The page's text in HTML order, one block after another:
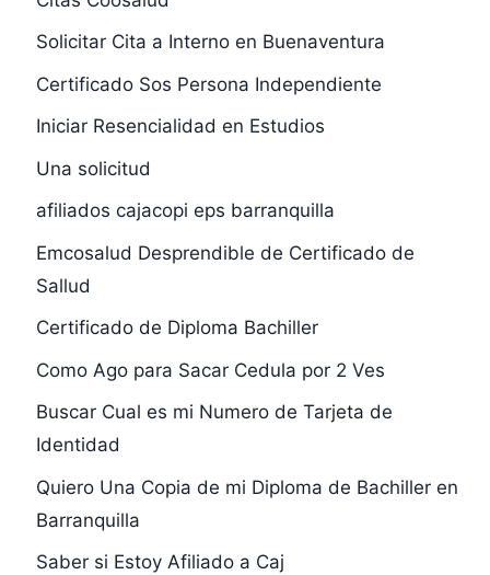
Solicitar Cita a Interno en Buenaventura
Certificado Sos Persona Independiente
Iniciar Resencialidad en Estudios
Una solicitud
afiliados cajacopi eps barranquilla
Emcosalud Desprendible de Certificado de
Sallud
Certificado de Diploma Bachiller
Como Ago para Sacar Cedula por 2 Ves
Buscar Cual es mi Numero de Tarjeta de
Identidad
Quiero Una Copia de mi Diploma de Bachiller en
Barranquilla
Saber si Estoy Afiliado a Caj